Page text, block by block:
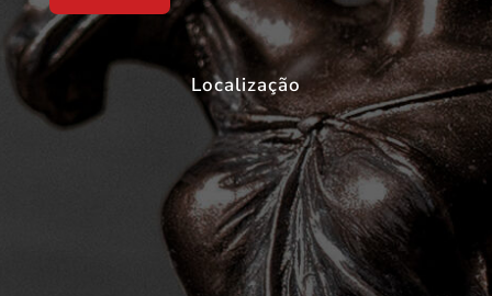
Localização